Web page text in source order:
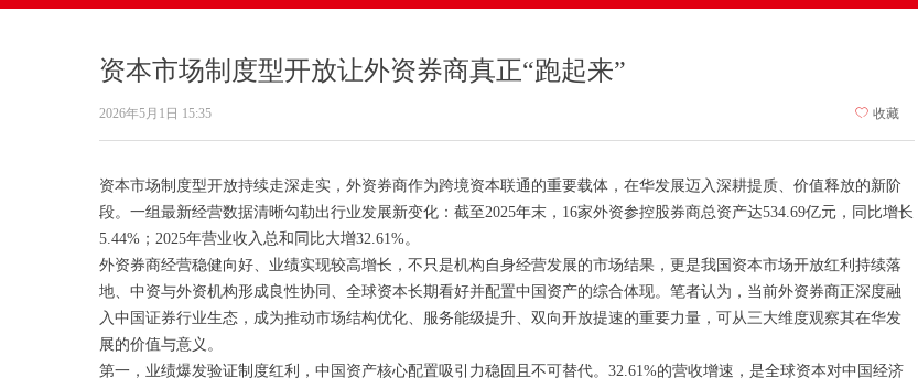
资本市场制度型开放让外资券商真正“跑起来”
资本市场制度型开放持续走深走实，外资券商作为跨境资本联通的重要载体，在华发展迈入深耕提质、价值释放的新阶
段。一组最新经营数据清晰勾勒出行业发展新变化：截至2025年末，16家外资参控股券商总资产达534.69亿元，同比增长
5.44%；2025年营业收入总和同比大增32.61%。
外资券商经营稳健向好、业绩实现较高增长，不只是机构自身经营发展的市场结果，更是我国资本市场开放红利持续落
地、中资与外资机构形成良性协同、全球资本长期看好并配置中国资产的综合体现。笔者认为，当前外资券商正深度融
入中国证券行业生态，成为推动市场结构优化、服务能级提升、双向开放提速的重要力量，可从三大维度观察其在华发
展的价值与意义。
第一，业绩爆发验证制度红利，中国资产核心配置吸引力稳固且不可替代。32.61%的营收增速，是全球资本对中国经济
2026年5月1日 15:35 ꄀ 收藏